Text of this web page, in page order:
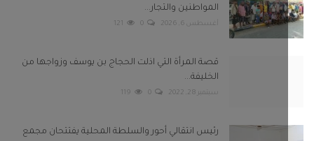
المواطنين والتجار...
أغسطس 6, 2026 0
121
قصة المرأة التي اذلت الحجاج بن يوسف وزواجها من
الخليفة...
0
119
رئيس انتقالي أحور والسلطة المحلية يفتتحان مجمع